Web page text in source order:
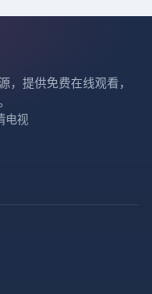
，提供免费在线观看，
电视